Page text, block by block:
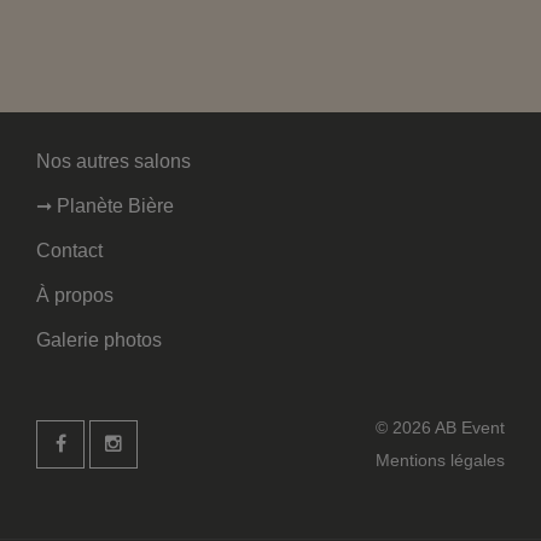
Nos autres salons
➞ Planète Bière
Contact
À propos
Galerie photos
© 2026 AB Event
Mentions légales